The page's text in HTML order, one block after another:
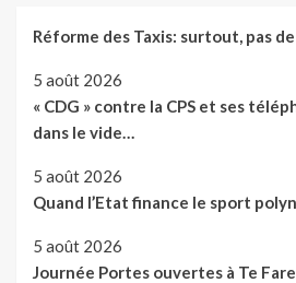
Réforme des Taxis: surtout, pas
5 août 2026
« CDG » contre la CPS et ses
dans le vide…
5 août 2026
Quand l’Etat finance le sport
5 août 2026
Journée Portes ouvertes à Te